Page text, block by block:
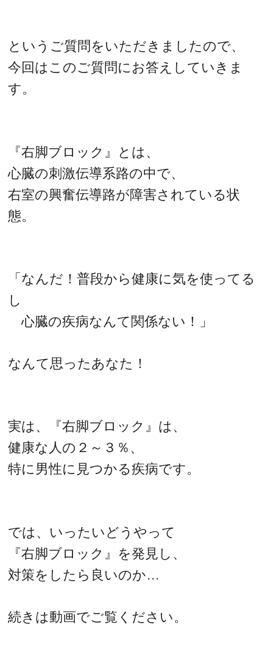
というご質問をいただきましたので、
今回はこのご質問にお答えしていきま
す。
『右脚ブロック』とは、
心臓の刺激伝導系路の中で、
右室の興奮伝導路が障害されている状
態。
「なんだ！普段から健康に気を使ってる
し
心臓の疾病なんて関係ない！」
なんて思ったあなた！
実は、『右脚ブロック』は、
健康な人の２～３％、
特に男性に見つかる疾病です。
では、いったいどうやって
『右脚ブロック』を発見し、
対策をしたら良いのか…
続きは動画でご覧ください。